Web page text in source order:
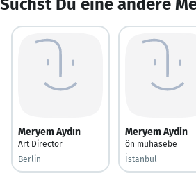
Meryem Aydın
Art Director
Berlin
Meryem Aydin
ön muhasebe
İstanbul